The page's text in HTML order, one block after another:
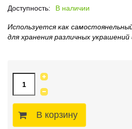
Доступность:
В наличии
Используется как
для хранения различных украшений
В корзину